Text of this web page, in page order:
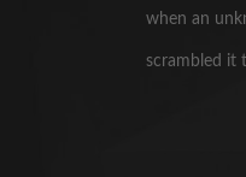
when an
scrambled it